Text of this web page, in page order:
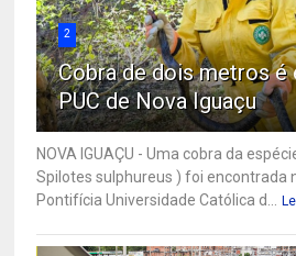
2
Cobra de dois metros é
PUC de Nova Iguaçu
NOVA IGUAÇU - Uma cobra da
Spilotes sulphureus ) foi encontrada
Pontifícia Universidade Católica d...